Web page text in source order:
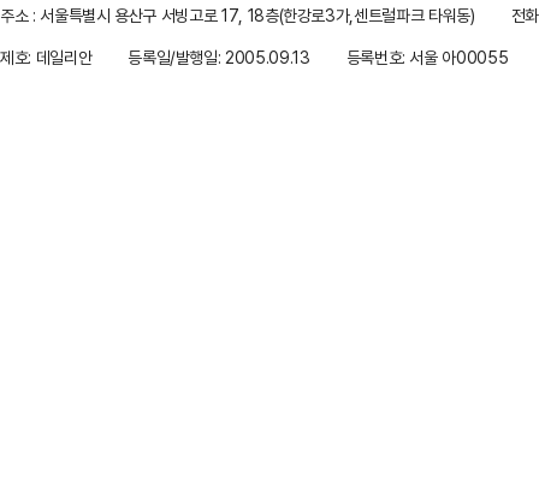
주소 : 서울특별시 용산구 서빙고로 17, 18층(한강로3가,센트럴파크 타워동)
전
제호: 데일리안
등록일/발행일: 2005.09.13 등록번호: 서울 아00055